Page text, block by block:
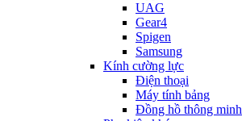
UAG
Gear4
Spigen
Samsung
Kính cường lực
Điện thoại
Máy tính bảng
Đồng hồ thông minh